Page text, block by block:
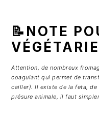
📝NOTE
Attention, de nombreux
coagulant qui permet de
cailler). Il existe de la feta,
présure animale, il faut